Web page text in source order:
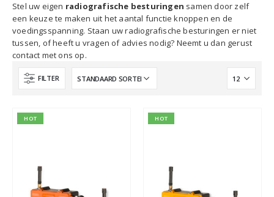
Stel uw eigen radiografische besturingen samen door zelf
een keuze te maken uit het aantal functie knoppen en de
voedingsspanning. Staan uw radiografische besturingen er niet
tussen, of heeft u vragen of advies nodig? Neemt u dan gerust
contact met ons op.
FILTER
HOT HOT